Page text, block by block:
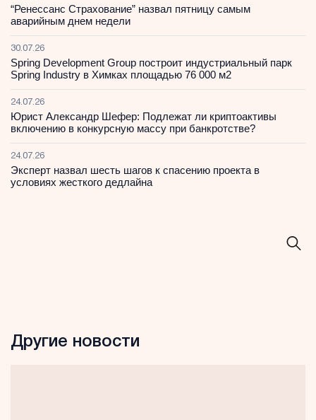
“Ренессанс Страхование” назвал пятницу самым
аварийным днем недели
30.07.26
Spring Development Group построит индустриальный парк
Spring Industry в Химках площадью 76 000 м2
24.07.26
Юрист Александр Шефер: Подлежат ли криптоактивы
включению в конкурсную массу при банкротстве?
24.07.26
Эксперт назвал шесть шагов к спасению проекта в
условиях жесткого дедлайна
Другие новости